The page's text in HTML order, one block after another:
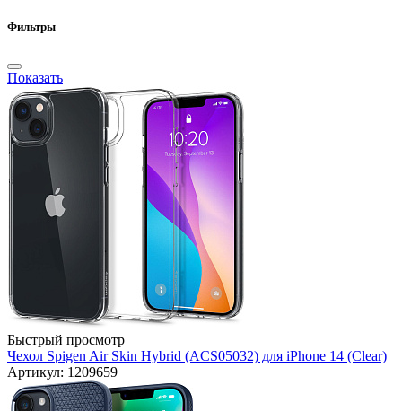
Фильтры
Показать
Быстрый просмотр
Чехол Spigen Air Skin Hybrid (ACS05032) для iPhone 14 (Clear)
Артикул: 1209659